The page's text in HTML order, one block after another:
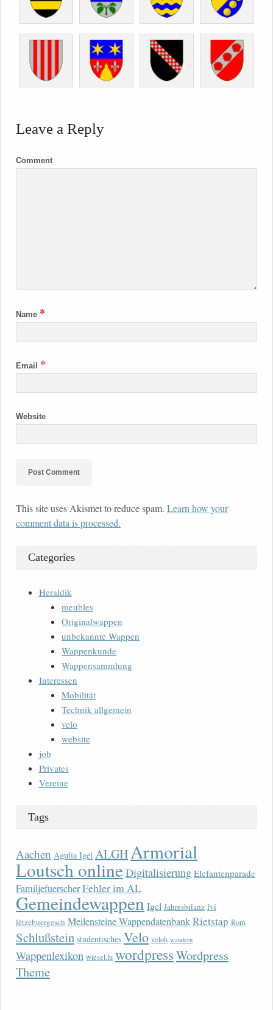
Leave a Reply
Comment
Name *
Email *
Website
This site uses Akismet to reduce spam. Learn how your
comment data is processed.
Categories
Heraldik
meubles
Originalwappen
unbekannte Wappen
Wappenkunde
Wappensammlung
Interessen
Mobilität
Technik allgemein
velo
website
job
Privates
Vereine
Tags
Aachen Agulia Igel ALGH Armorial
Loutsch onlineDigitalisierung Elefantenparade
FamiljefuerscherFehler im AL
Gemeindewappen Igel Jahresbilanz lvi
lëtzebuergesch Meilensteine WappendatenbankRietstap Rom
Schlußstein studentisches Velo veloh wandern
Wappenlexikon wiesel.lu wordpressWordpress
Theme